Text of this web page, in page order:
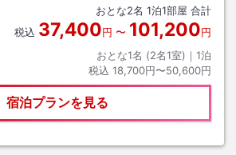
おとな2名 1泊1部屋 合計
税込 37,400円 〜 101,200円
おとな1名 (2名1室)｜ 1泊
税込 18,700円〜50,600円
宿泊プランを見る